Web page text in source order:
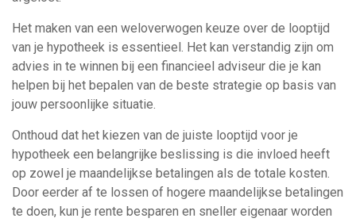
Het maken van een weloverwogen keuze over de looptijd
van je hypotheek is essentieel. Het kan verstandig zijn om
advies in te winnen bij een financieel adviseur die je kan
helpen bij het bepalen van de beste strategie op basis van
jouw persoonlijke situatie.
Onthoud dat het kiezen van de juiste looptijd voor je
hypotheek een belangrijke beslissing is die invloed heeft
op zowel je maandelijkse betalingen als de totale kosten.
Door eerder af te lossen of hogere maandelijkse betalingen
te doen, kun je rente besparen en sneller eigenaar worden